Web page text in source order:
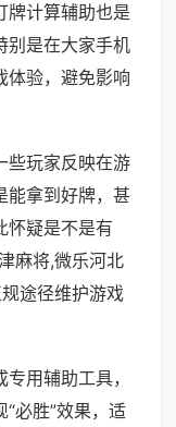
牌计算辅助也是
别是在大家手机
体验，避免影响
些玩家反映在游
能拿到好牌，甚
怀疑是不是有
麻将,微乐河北
途径维护游戏
用辅助工具，
必胜”效果，适